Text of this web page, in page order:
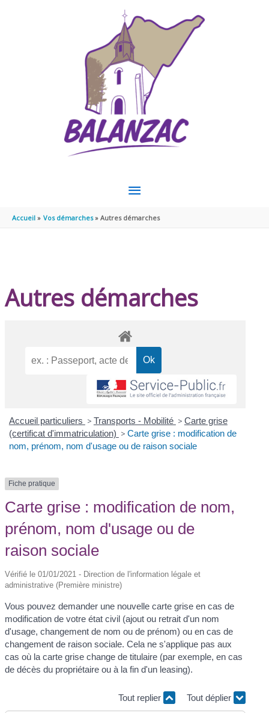
MENU
PRINCIPAL
Accueil Vos démarches Autres démarches
Autres démarches
Accueil particuliers > Transports - Mobilité > Carte grise
(certificat d'immatriculation) > Carte grise : modification de
nom, prénom, nom d'usage ou de raison sociale
Fiche pratique
Carte grise : modification de nom,
prénom, nom d'usage ou de
raison sociale
Vérifié le 01/01/2021 - Direction de l'information légale et
administrative (Première ministre)
Vous pouvez demander une nouvelle carte grise en cas de
modification de votre état civil (ajout ou retrait d'un nom
d'usage, changement de nom ou de prénom) ou en cas de
changement de raison sociale. Cela ne s'applique pas aux
cas où la carte grise change de titulaire (par exemple, en cas
de décès du propriétaire ou à la fin d'un leasing).
Tout replier Tout déplier